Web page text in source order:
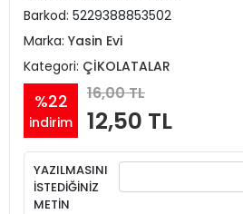
Barkod: 5229388853502
Marka: Yasin Evi
Kategori: ÇİKOLATALAR
%22
indirim
16,00 TL
12,50 TL
YAZILMASINI
İSTEDİĞİNİZ
METİN